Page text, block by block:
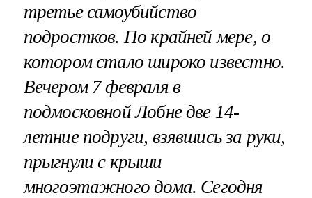
третье самоубийство
подростков. По крайней мере, о
котором стало широко известно.
Вечером 7 февраля в
подмосковной Лобне две 14-
летние подруги, взявшись за руки,
прыгнули с крыши
многоэтажного дома. Сегодня